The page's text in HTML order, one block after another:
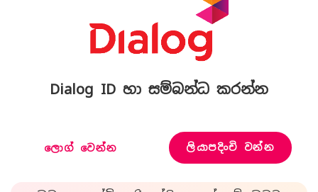
Dialog ID හා සම්බන්ධ කරන්න
ලොග් වෙන්න ලියාපදිංචි වන්න